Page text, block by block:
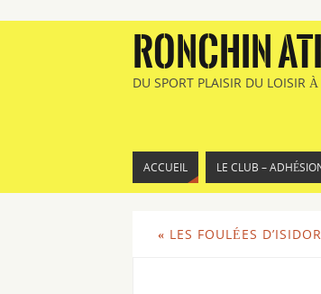
RONCHIN
DU SPORT PLAISIR DU LOISIR
ACCUEIL LE CLUB –
« LES FOULÉES